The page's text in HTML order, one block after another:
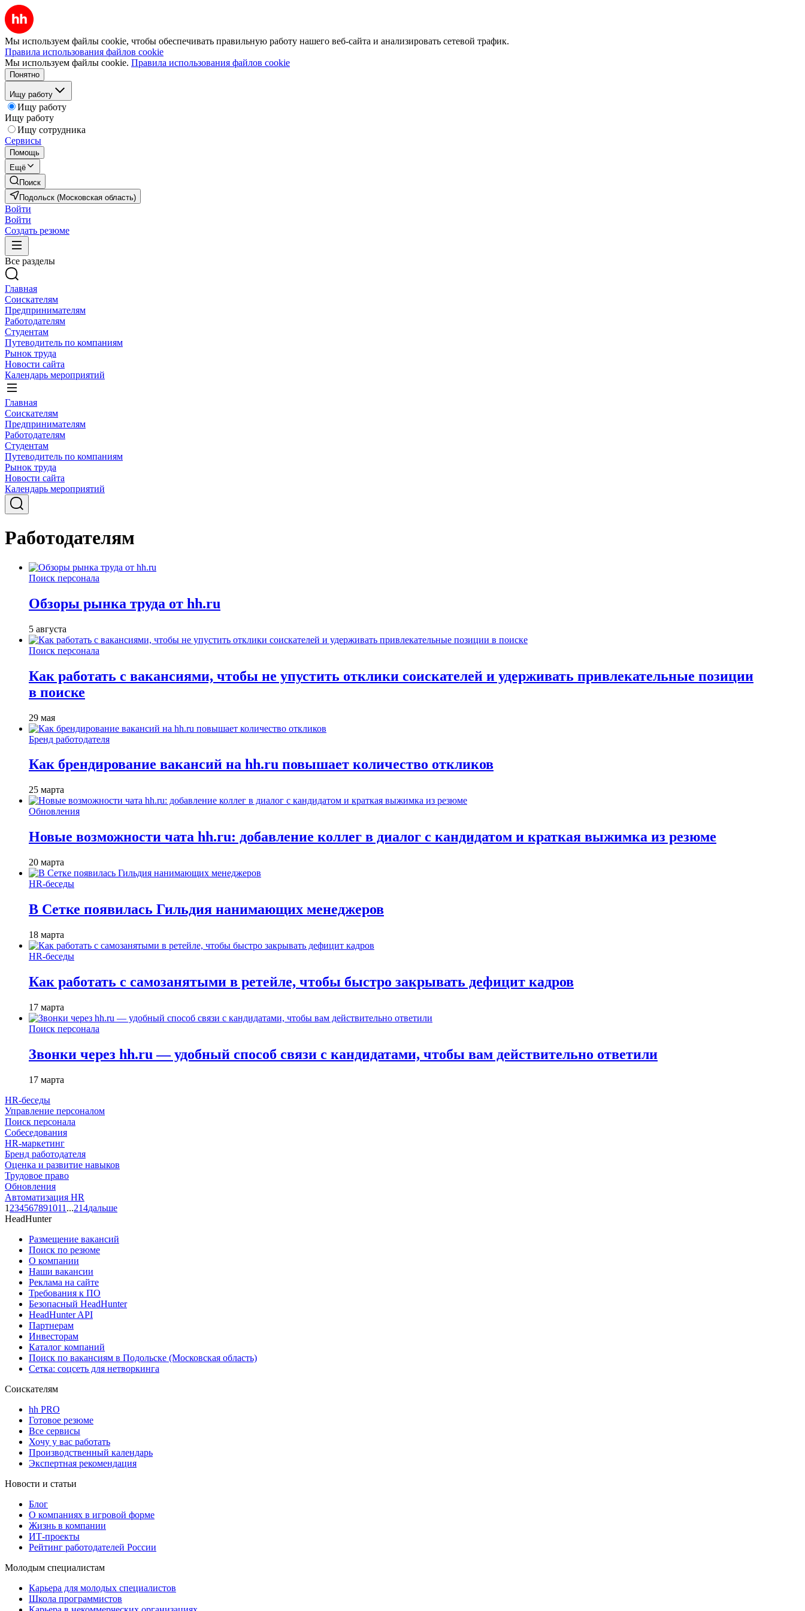
Мы используем файлы cookie, чтобы обеспечивать правильную работу нашего веб-сайта и анализировать сетевой трафик.
Правила использования файлов cookie
Мы используем файлы cookie. Правила использования файлов cookie
Понятно
Ищу работу
Ищу работу
Ищу работу
Ищу сотрудника
Сервисы
Помощь
Ещё
Поиск
Подольск (Московская область)
Войти
Войти
Создать резюме
Все разделы
Главная
Соискателям
Предпринимателям
Работодателям
Студентам
Путеводитель по компаниям
Рынок труда
Новости сайта
Календарь мероприятий
Главная
Соискателям
Предпринимателям
Работодателям
Студентам
Путеводитель по компаниям
Рынок труда
Новости сайта
Календарь мероприятий
Работодателям
Поиск персонала
Обзоры рынка труда от hh.ru
5 августа
Поиск персонала
Как работать с вакансиями, чтобы не упустить отклики соискателей и удерживать привлекательные позиции
в поиске
29 мая
Бренд работодателя
Как брендирование вакансий на hh.ru повышает количество откликов
25 марта
Обновления
Новые возможности чата hh.ru: добавление коллег в диалог с кандидатом и краткая выжимка из резюме
20 марта
HR-беседы
В Сетке появилась Гильдия нанимающих менеджеров
18 марта
HR-беседы
Как работать с самозанятыми в ретейле, чтобы быстро закрывать дефицит кадров
17 марта
Поиск персонала
Звонки через hh.ru — удобный способ связи с кандидатами, чтобы вам действительно ответили
17 марта
HR-беседы
Управление персоналом
Поиск персонала
Собеседования
HR-маркетинг
Бренд работодателя
Оценка и развитие навыков
Трудовое право
Обновления
Автоматизация HR
1 234567891011 ...214дальше
HeadHunter
Размещение вакансий
Поиск по резюме
О компании
Наши вакансии
Реклама на сайте
Требования к ПО
Безопасный HeadHunter
HeadHunter API
Партнерам
Инвесторам
Каталог компаний
Поиск по вакансиям в Подольске (Московская область)
Сетка: соцсеть для нетворкинга
Соискателям
hh PRO
Готовое резюме
Все сервисы
Хочу у вас работать
Производственный календарь
Экспертная рекомендация
Новости и статьи
Блог
О компаниях в игровой форме
Жизнь в компании
ИТ-проекты
Рейтинг работодателей России
Молодым специалистам
Карьера для молодых специалистов
Школа программистов